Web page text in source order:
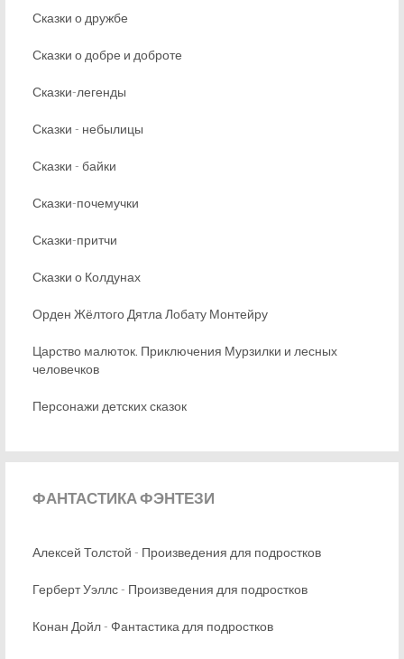
Сказки о дружбе
Сказки о добре и доброте
Сказки-легенды
Сказки - небылицы
Сказки - байки
Сказки-почемучки
Сказки-притчи
Сказки о Колдунах
Орден Жёлтого Дятла Лобату Монтейру
Царство малюток. Приключения Мурзилки и лесных
человечков
Персонажи детских сказок
ФАНТАСТИКАФЭНТЕЗИ
Алексей Толстой - Произведения для подростков
Герберт Уэллс - Произведения для подростков
Конан Дойл - Фантастика для подростков